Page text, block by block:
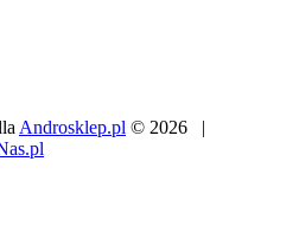
Androsklep.pl © 2026 |